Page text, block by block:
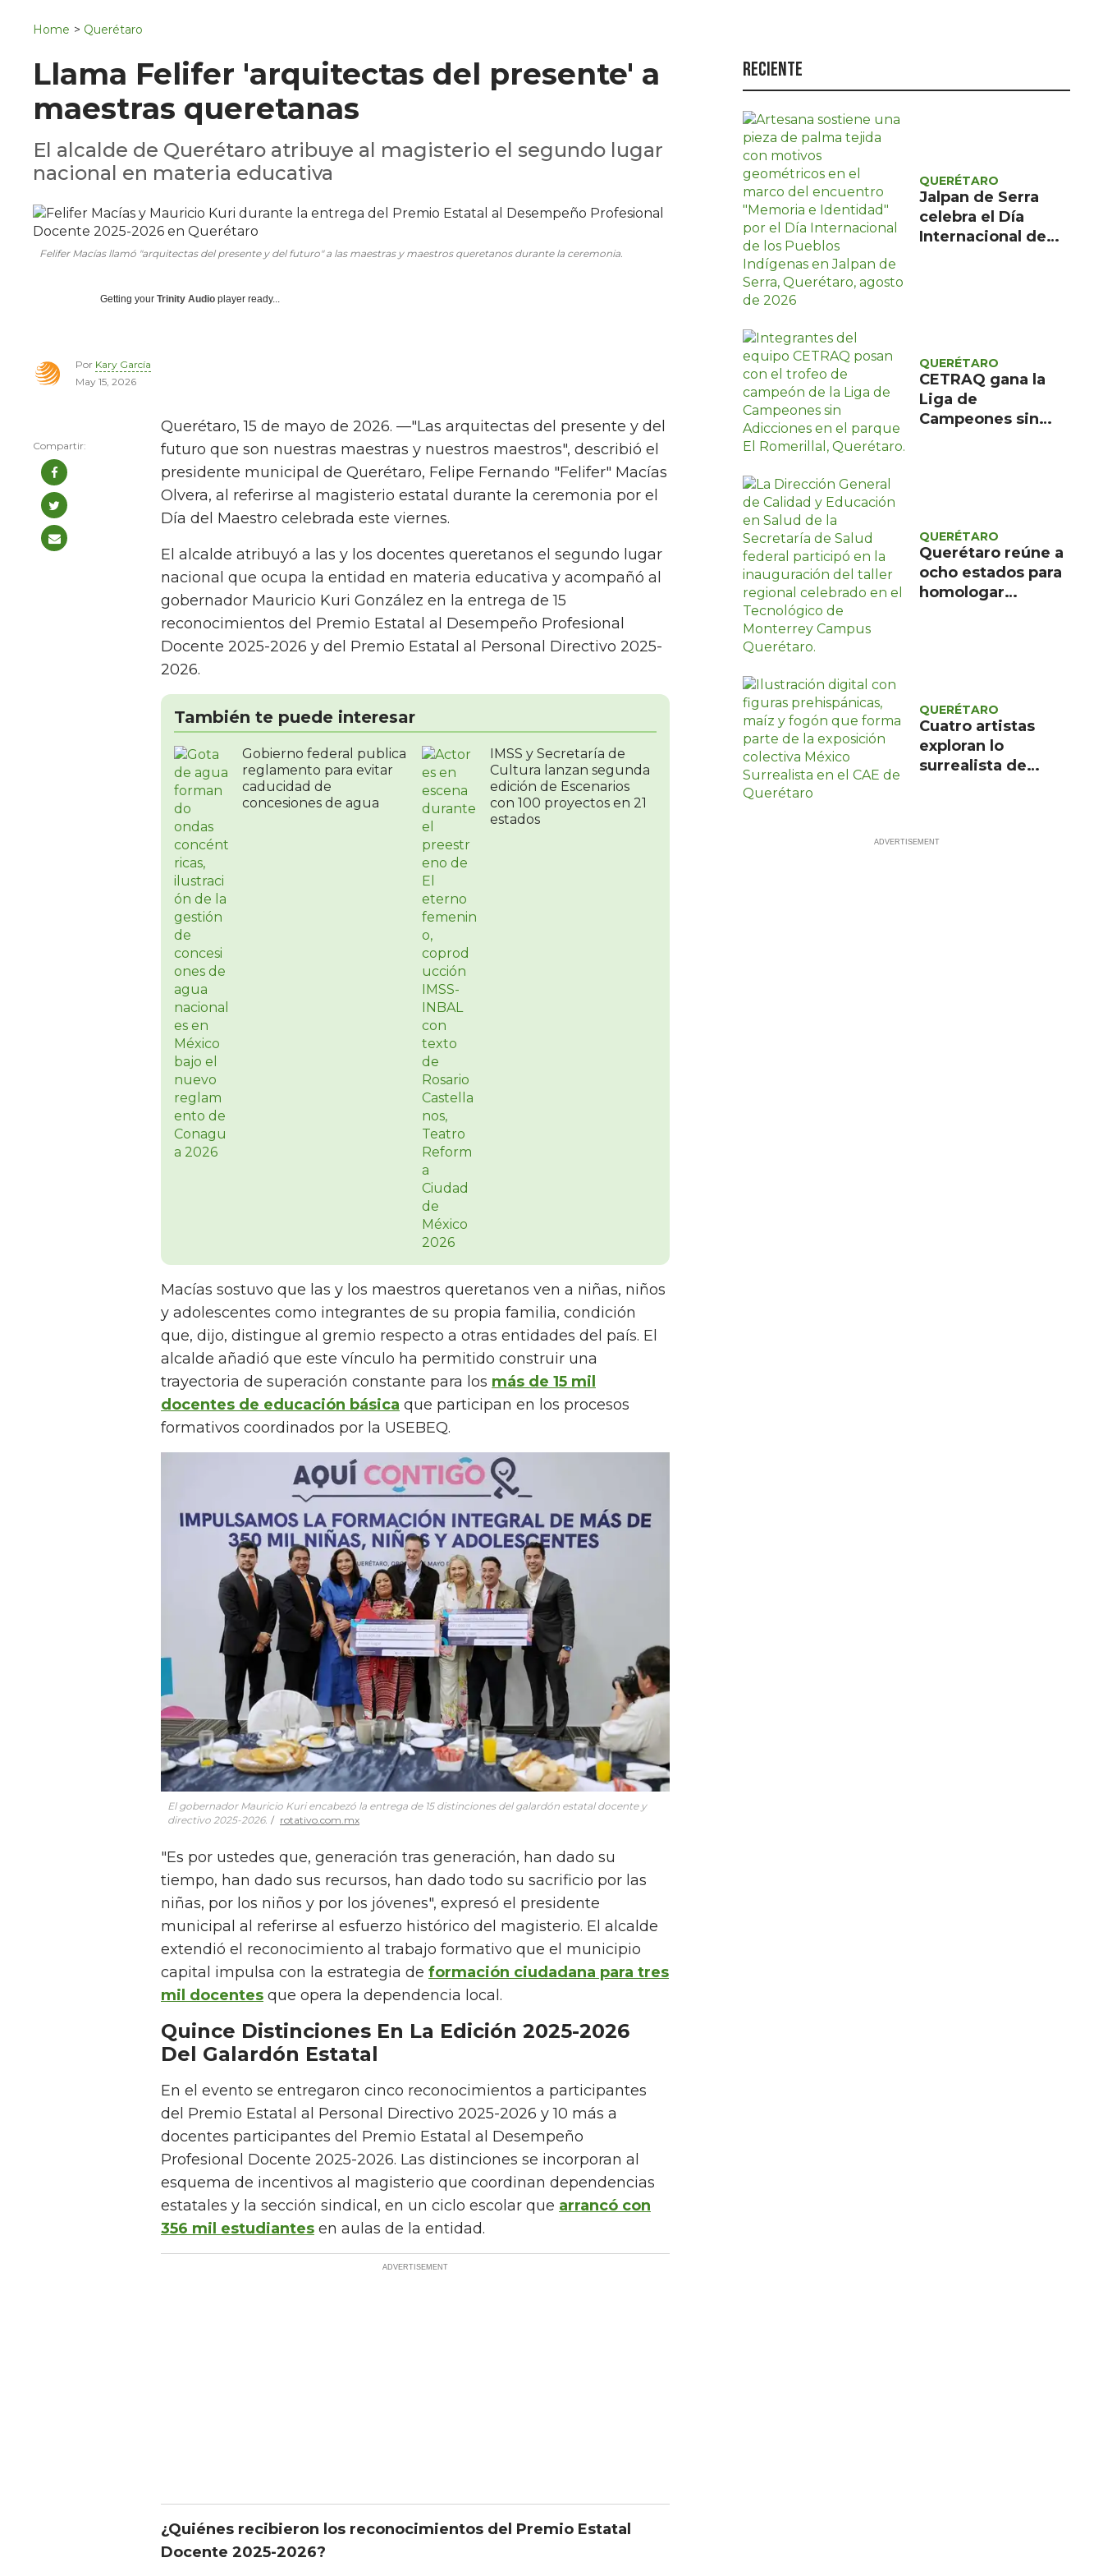
Política
Turismo
Estilo de vida
Opinión
Home > Querétaro
Llama Felifer 'arquitectas del presente' a
maestras queretanas
El alcalde de Querétaro atribuye al magisterio el segundo lugar
nacional en materia educativa
Felifer Macías llamó "arquitectas del presente y del futuro" a las maestras y maestros queretanos durante la ceremonia.
Getting your Trinity Audio player ready...
Por Kary García
May 15, 2026
Querétaro, 15 de mayo de 2026. —"Las arquitectas del presente y del
futuro que son nuestras maestras y nuestros maestros", describió el
presidente municipal de Querétaro, Felipe Fernando "Felifer" Macías
Olvera, al referirse al magisterio estatal durante la ceremonia por el
Día del Maestro celebrada este viernes.
El alcalde atribuyó a las y los docentes queretanos el segundo lugar
nacional que ocupa la entidad en materia educativa y acompañó al
gobernador Mauricio Kuri González en la entrega de 15
reconocimientos del Premio Estatal al Desempeño Profesional
Docente 2025-2026 y del Premio Estatal al Personal Directivo 2025-
2026.
También te puede interesar
Gobierno federal publica
reglamento para evitar
caducidad de
concesiones de agua
IMSS y Secretaría de
Cultura lanzan segunda
edición de Escenarios
con 100 proyectos en 21
estados
Macías sostuvo que las y los maestros queretanos ven a niñas, niños
y adolescentes como integrantes de su propia familia, condición
que, dijo, distingue al gremio respecto a otras entidades del país. El
alcalde añadió que este vínculo ha permitido construir una
trayectoria de superación constante para los más de 15 mil
docentes de educación básica que participan en los procesos
formativos coordinados por la USEBEQ.
El gobernador Mauricio Kuri encabezó la entrega de 15 distinciones del galardón estatal docente y
directivo 2025-2026.
rotativo.com.mx
"Es por ustedes que, generación tras generación, han dado su
tiempo, han dado sus recursos, han dado todo su sacrificio por las
niñas, por los niños y por los jóvenes", expresó el presidente
municipal al referirse al esfuerzo histórico del magisterio. El alcalde
extendió el reconocimiento al trabajo formativo que el municipio
capital impulsa con la estrategia de formación ciudadana para tres
mil docentes que opera la dependencia local.
Quince Distinciones En La Edición 2025-2026
Del Galardón Estatal
En el evento se entregaron cinco reconocimientos a participantes
del Premio Estatal al Personal Directivo 2025-2026 y 10 más a
docentes participantes del Premio Estatal al Desempeño
Profesional Docente 2025-2026. Las distinciones se incorporan al
esquema de incentivos al magisterio que coordinan dependencias
estatales y la sección sindical, en un ciclo escolar que arrancó con
356 mil estudiantes en aulas de la entidad.
¿Quiénes recibieron los reconocimientos del Premio Estatal
Docente 2025-2026?
Reciente
QUERÉTARO
Jalpan de Serra
celebra el Día
Internacional de
QUERÉTARO
CETRAQ gana la
Liga de
Campeones sin
QUERÉTARO
Querétaro reúne a
ocho estados para
homologar
QUERÉTARO
Cuatro artistas
exploran lo
surrealista de
en Querétaro